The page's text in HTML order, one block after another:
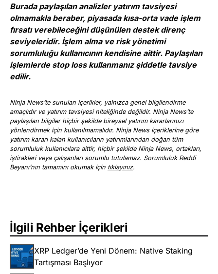
Burada paylaşılan analizler yatırım tavsiyesi
olmamakla beraber, piyasada kısa-orta vade işlem
fırsatı verebileceğini düşünülen destek direnç
seviyeleridir. İşlem alma ve risk yönetimi
sorumluluğu kullanıcının kendisine aittir. Paylaşılan
işlemlerde stop loss kullanmanız şiddetle tavsiye
edilir.
Ninja News’te sunulan içerikler, yalnızca genel bilgilendirme
amaçlıdır ve yatırım tavsiyesi niteliğinde değildir. Ninja News’te
paylaşılan bilgiler hiçbir şekilde bireysel yatırım kararlarınızı
yönlendirmek için kullanılmamalıdır. Ninja News içeriklerine göre
yatırım kararı kalan kullanıcıların yatırımlarından doğan tüm
sorumluluk kullanıcılara aittir, hiçbir şekilde Ninja News, ortakları,
iştirakleri veya çalışanları sorumlu tutulamaz. Sorumluluk Reddi
Beyanı’nın tamamını okumak için tıklayınız.
İlgili Rehber İçerikleri
XRP Ledger’de Yeni Dönem: Native Staking
Tartışması Başlıyor